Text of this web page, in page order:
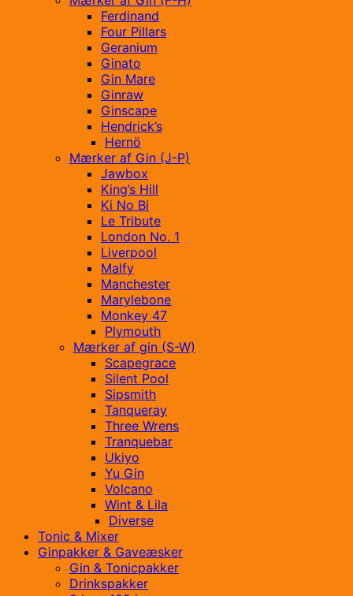
Ferdinand
Four Pillars
Geranium
Ginato
Gin Mare
Ginraw
Ginscape
Hendrick’s
Hernö
Mærker af Gin (J-P)
Jawbox
King’s Hill
Ki No Bi
Le Tribute
London No. 1
Liverpool
Malfy
Manchester
Marylebone
Monkey 47
Plymouth
Mærker af gin (S-W)
Scapegrace
Silent Pool
Sipsmith
Tanqueray
Three Wrens
Tranquebar
Ukiyo
Yu Gin
Volcano
Wint & Lila
Diverse
Tonic & Mixer
Ginpakker & Gaveæsker
Gin & Tonicpakker
Drinkspakker